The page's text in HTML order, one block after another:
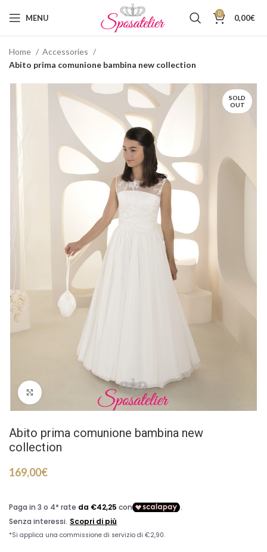
MENU 0 0,00€
Home
Accessories
Abito prima comunione bambina new collection
SOLD
OUT
Abito prima comunione bambina new
collection
169,00€